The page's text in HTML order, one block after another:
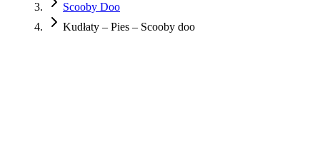
Scooby Doo
Kudłaty – Pies – Scooby doo